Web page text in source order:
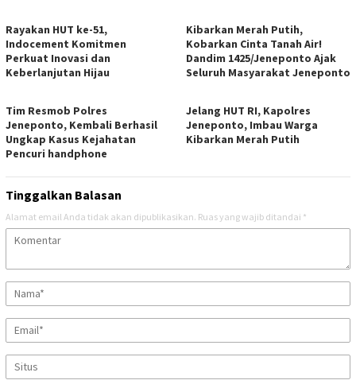
Rayakan HUT ke-51,
Indocement Komitmen
Perkuat Inovasi dan
Keberlanjutan Hijau
Kibarkan Merah Putih,
Kobarkan Cinta Tanah Air!
Dandim 1425/Jeneponto Ajak
Seluruh Masyarakat Jeneponto
Tim Resmob Polres
Jeneponto, Kembali Berhasil
Ungkap Kasus Kejahatan
Pencuri handphone
Jelang HUT RI, Kapolres
Jeneponto, Imbau Warga
Kibarkan Merah Putih
Tinggalkan Balasan
Alamat email Anda tidak akan dipublikasikan. Ruas yang wajib ditandai *